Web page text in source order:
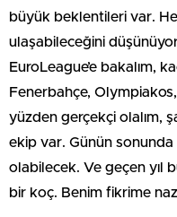
büyük beklentileri var.
ulaşabileceğini
EuroLeague’e bakalım,
Fenerbahçe,
yüzden gerçekçi olalım,
ekip var. Günün sonunda
olabilecek. Ve geçen yıl
bir koç. Benim fikrime